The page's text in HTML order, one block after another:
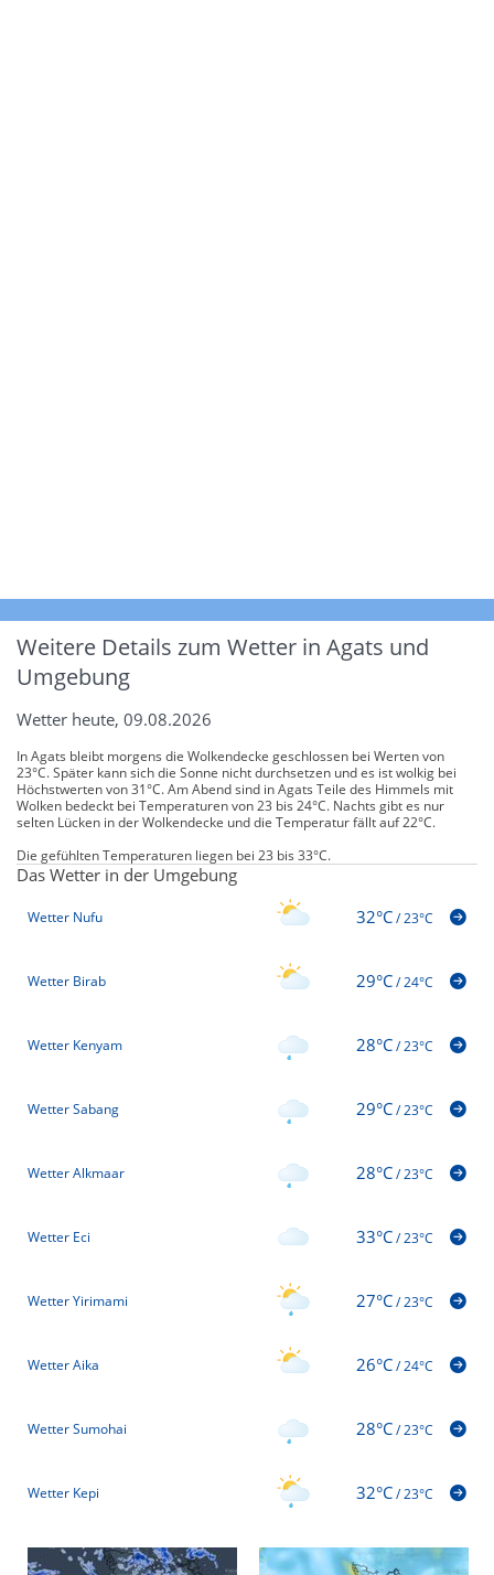
Weitere Details zum Wetter in Agats und
Umgebung
Wetter heute, 09.08.2026
In Agats bleibt morgens die Wolkendecke geschlossen bei Werten von
23°C. Später kann sich die Sonne nicht durchsetzen und es ist wolkig bei
Höchstwerten von 31°C. Am Abend sind in Agats Teile des Himmels mit
Wolken bedeckt bei Temperaturen von 23 bis 24°C. Nachts gibt es nur
selten Lücken in der Wolkendecke und die Temperatur fällt auf 22°C.
Die gefühlten Temperaturen liegen bei 23 bis 33°C.
Das Wetter in der Umgebung
Wetter Nufu 32°C/23°C
Wetter Birab 29°C/24°C
Wetter Kenyam 28°C/23°C
Wetter Sabang 29°C/23°C
Wetter Alkmaar 28°C/23°C
Wetter Eci 33°C/23°C
Wetter Yirimami 27°C/23°C
Wetter Aika 26°C/24°C
Wetter Sumohai 28°C/23°C
Wetter Kepi 32°C/23°C